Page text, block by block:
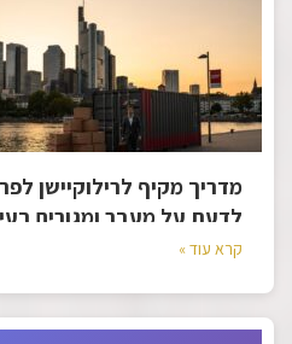
מדריך מקיף לרילוקיישן
לדעת על מעבר ומגורים
קרא עוד »